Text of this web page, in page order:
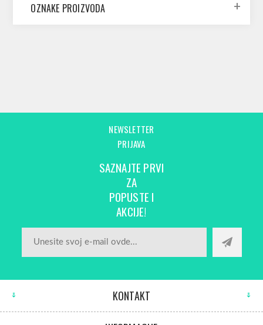
OZNAKE PROIZVODA
NEWSLETTER
PRIJAVA
SAZNAJTE PRVI
ZA
POPUSTE I
AKCIJE!
KONTAKT